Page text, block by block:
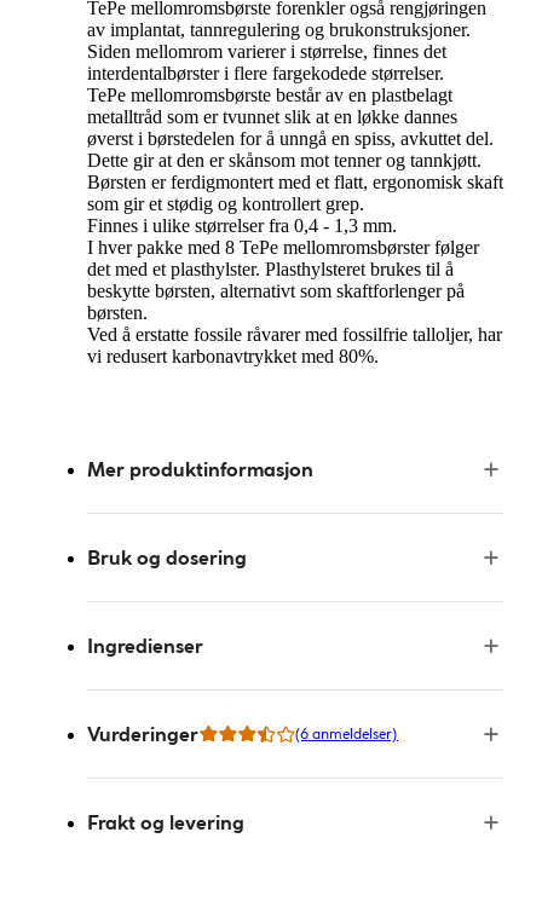
TePe mellomromsbørste forenkler også rengjøringen
av implantat, tannregulering og brukonstruksjoner.
Siden mellomrom varierer i størrelse, finnes det
interdentalbørster i flere fargekodede størrelser.
TePe mellomromsbørste består av en plastbelagt
metalltråd som er tvunnet slik at en løkke dannes
øverst i børstedelen for å unngå en spiss, avkuttet del.
Dette gir at den er skånsom mot tenner og tannkjøtt.
Børsten er ferdigmontert med et flatt, ergonomisk skaft
som gir et stødig og kontrollert grep.
Finnes i ulike størrelser fra 0,4 - 1,3 mm.
I hver pakke med 8 TePe mellomromsbørster følger
det med et plasthylster. Plasthylsteret brukes til å
beskytte børsten, alternativt som skaftforlenger på
børsten.
Ved å erstatte fossile råvarer med fossilfrie talloljer, har
vi redusert karbonavtrykket med 80%.
Mer produktinformasjon
Bruk og dosering
Ingredienser
Vurderinger (6 anmeldelser)
Frakt og levering